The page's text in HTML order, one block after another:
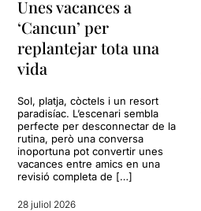
Unes vacances a
‘Cancun’ per
replantejar tota una
vida
Sol, platja, còctels i un resort
paradisíac. L’escenari sembla
perfecte per desconnectar de la
rutina, però una conversa
inoportuna pot convertir unes
vacances entre amics en una
revisió completa de […]
28 juliol 2026